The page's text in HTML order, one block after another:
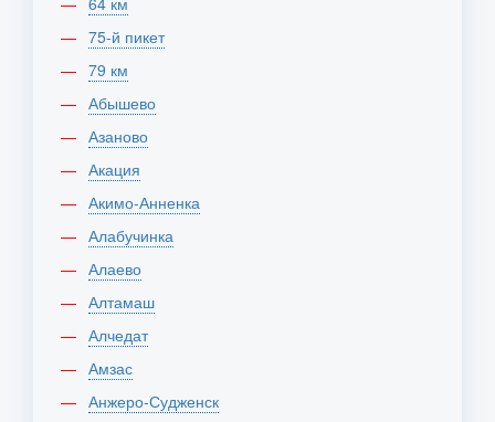
75-й пикет
79 км
Абышево
Азаново
Акация
Акимо-Анненка
Алабучинка
Алаево
Алтамаш
Алчедат
Амзас
Анжеро-Судженск